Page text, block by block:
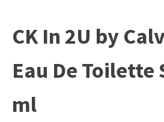
CK In 2U by
Eau De Toilette
ml